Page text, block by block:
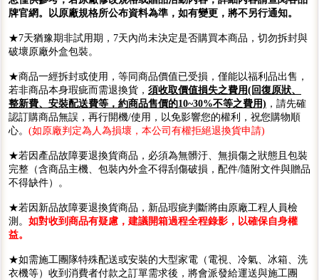
牌官網。以原廠規格所公布資料為準，如有變更，將不另行通知。
★7天猶豫期非試用期，7天內尚未決定是否購買本商品，切勿拆封與
破壞原廠外盒包裝。
★商品一經拆封或使用，等同商品價值已受損，僅能以福利品出售，
若非商品本身瑕疵而需退換貨， 須收取價值損失之費用(回復原狀、
整新費、安裝配送費等，約商品售價的10~30%不等之費用) ，請先確
認訂購商品無誤，再行開機/使用，以免影響您的權利，祝您購物順
心。 (如原廠判定為人為損壞，本公司有權拒絕退換貨申請)
★若因產品故障要退換貨商品，必須為無髒汙、無損傷之狀態且包裝
完整（含商品主機、包裝內外盒不得刮傷破損，配件/隨附文件與贈品
不得缺件）。
★若因新品故障要退換貨商品，新品瑕疵判斷將由原廠工程人員檢
測。 如對收到商品有疑慮，建議開箱過程全程錄影，以確保自身權
益。
★如需施工團隊特殊配送或安裝的大型家電（電視、冷氣、冰箱、洗
衣機等）收到消費者付款之訂單需求後，將會派發給運送與施工團